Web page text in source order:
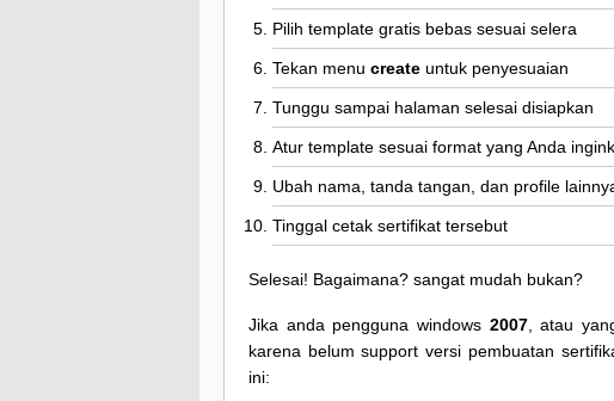
Pilih template gratis bebas sesuai selera
Tekan menu create untuk penyesuaian
Tunggu sampai halaman selesai disiapkan
Atur template sesuai format yang Anda
Ubah nama, tanda tangan, dan profile
Tinggal cetak sertifikat tersebut
Selesai! Bagaimana? sangat mudah bukan?
Jika anda pengguna windows 2007, atau
karena belum support versi pembuatan
ini: